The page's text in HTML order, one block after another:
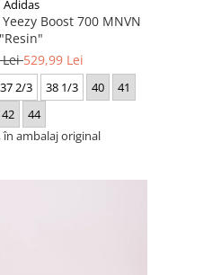
Adidas
Boost 700 MNVN
"Resin"
Lei529,99 Lei
37 2/3 38 1/3 40
41
42
44
în ambalaj original